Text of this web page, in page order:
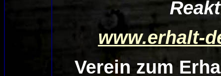
www.erhalt-
Verein zum